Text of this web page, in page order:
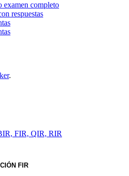
examen completo
respuestas
.
FIR, QIR, RIR
FIR